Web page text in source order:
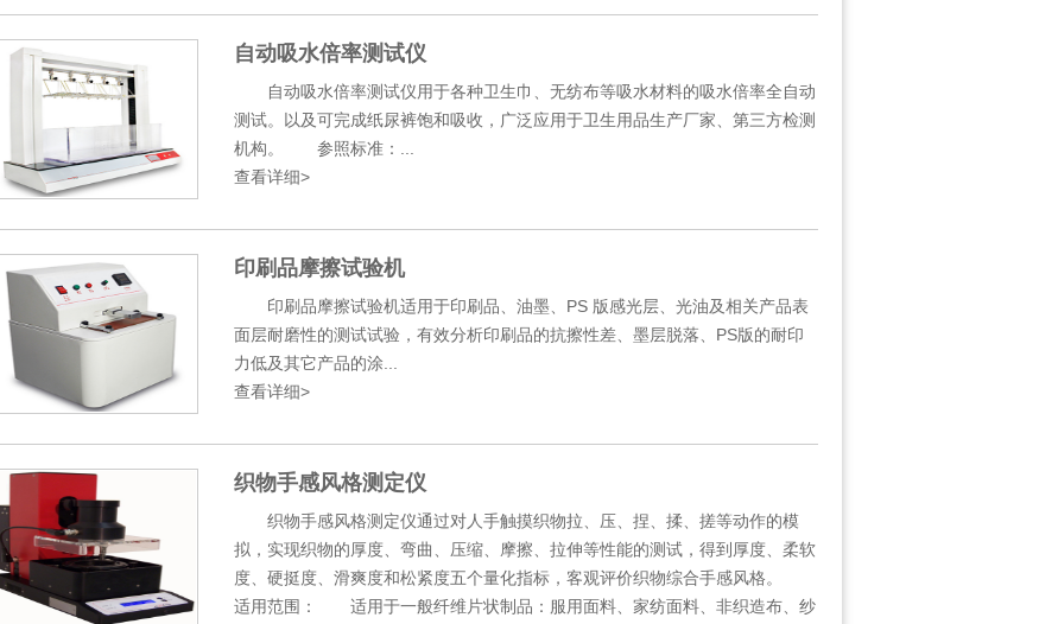
自动吸水倍率测试仪
自动吸水倍率测试仪用于各种卫生巾、无纺布等吸水材料的吸水倍率全自动
测试。以及可完成纸尿裤饱和吸收，广泛应用于卫生用品生产厂家、第三方检测
机构。 参照标准：...
查看详细>
印刷品摩擦试验机
印刷品摩擦试验机适用于印刷品、油墨、PS 版感光层、光油及相关产品表
面层耐磨性的测试试验，有效分析印刷品的抗擦性差、墨层脱落、PS版的耐印
力低及其它产品的涂...
查看详细>
织物手感风格测定仪
织物手感风格测定仪通过对人手触摸织物拉、压、捏、揉、搓等动作的模
拟，实现织物的厚度、弯曲、压缩、摩擦、拉伸等性能的测试，得到厚度、柔软
度、硬挺度、滑爽度和松紧度五个量化指标，客观评价织物综合手感风格。
适用范围： 适用于一般纤维片状制品：服用面料、家纺面料、非织造布、纱